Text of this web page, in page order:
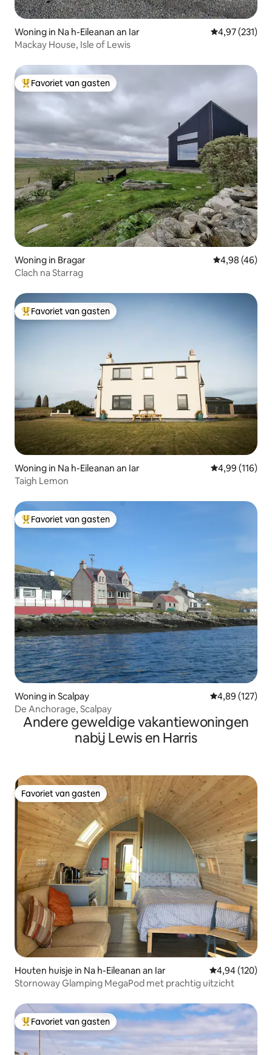
Woning in Na h-Eileanan an Iar Gemiddelde
4,97 (231)
Mackay House, Isle of Lewis
Topfavoriet van gasten
Favoriet van gasten
Woning in Bragar Gemiddelde
4,98 (46)
Clach na Starrag
Topfavoriet van gasten
Favoriet van gasten
Woning in Na h-Eileanan an Iar Gemiddelde
4,99 (116)
Taigh Lemon
Topfavoriet van gasten
Favoriet van gasten
Woning in Scalpay Gemiddelde
4,89 (127)
De Anchorage, Scalpay
Andere geweldige vakantiewoningen
nabij Lewis en Harris
Favoriet van gasten
Favoriet van gasten
Houten huisje in Na h-Eileanan an Iar Gemiddelde
4,94 (120)
Stornoway Glamping MegaPod met prachtig uitzicht
Topfavoriet van gasten
Favoriet van gasten